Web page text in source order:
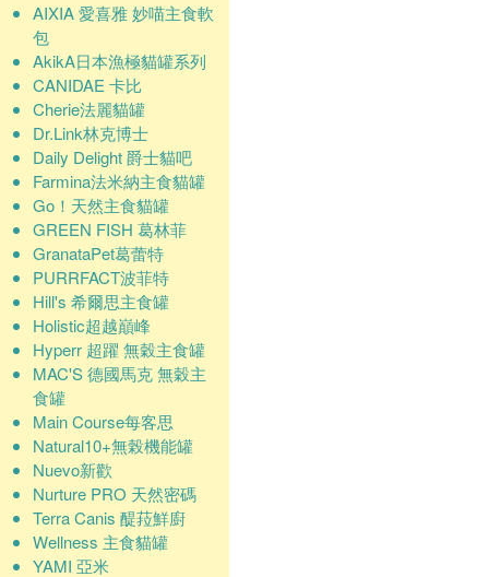
AIXIA 愛喜雅 妙喵主食軟
包
AkikA日本漁極貓罐系列
CANIDAE 卡比
Cherie法麗貓罐
Dr.Link林克博士
Daily Delight 爵士貓吧
Farmina法米納主食貓罐
Go！天然主食貓罐
GREEN FISH 葛林菲
GranataPet葛蕾特
PURRFACT波菲特
Hill's 希爾思主食罐
Holistic超越巔峰
Hyperr 超躍 無穀主食罐
MAC'S 德國馬克 無穀主
食罐
Main Course每客思
Natural10+無榖機能罐
Nuevo新歡
Nurture PRO 天然密碼
Terra Canis 醍菈鮮廚
Wellness 主食貓罐
YAMI 亞米